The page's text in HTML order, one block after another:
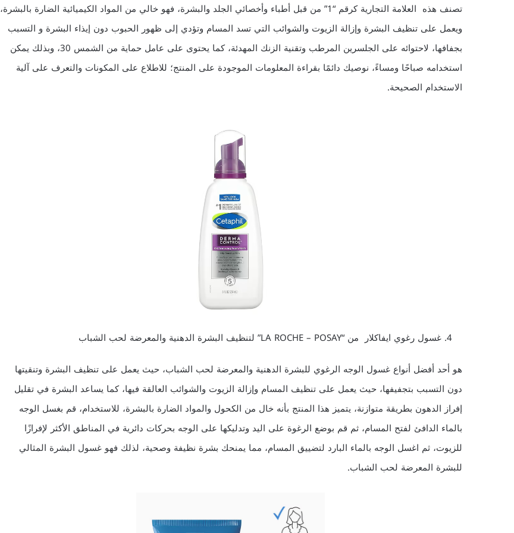
تصنف هذه العلامة التجارية كرقم “1” من قبل أطباء وأخصائي الجلد والبشرة، فهو خالي من المواد الكيميائية الضارة بالبشرة،
ويعمل على تنظيف البشرة وإزالة الزيوت والشوائب التي تسد المسام وتؤدي إلى ظهور الحبوب دون إيذاء البشرة و التسبب
بجفافها، لاحتوائه على الجلسرين المرطب وتقنية الزنك المهدئة، كما يحتوى على عامل حماية من الشمس 30، وبذلك يمكن
استخدامه صباحًا ومساءً، نوصيك دائمًا بقراءة المعلومات الموجودة على المنتج؛ للاطلاع على المكونات والتعرف على آلية
الاستخدام الصحيحة.
غسول رغوي ايفاكلار من “LA ROCHE – POSAY” لتنظيف البشرة الدهنية والمعرضة لحب الشباب
هو أحد أفضل أنواع غسول الوجه الرغوي للبشرة الدهنية والمعرضة لحب الشباب، حيث يعمل على تنظيف البشرة وتنقيتها
دون التسبب بتجفيفها، حيث يعمل على تنظيف المسام وإزالة الزيوت والشوائب العالقة فيها، كما يساعد البشرة في تقليل
إفراز الدهون بطريقة متوازنة، يتميز هذا المنتج بأنه خال من الكحول والمواد الضارة بالبشرة، للاستخدام، قم بغسل الوجه
بالماء الدافئ لفتح المسام، ثم قم بوضع الرغوة على اليد وتدليكها على الوجه بحركات دائرية في المناطق الأكثر لإفرازًا
للزيوت، ثم اغسل الوجه بالماء البارد لتضييق المسام، مما يمنحك بشرة نظيفة وصحية، لذلك فهو غسول البشرة المثالي
للبشرة المعرضة لحب الشباب.